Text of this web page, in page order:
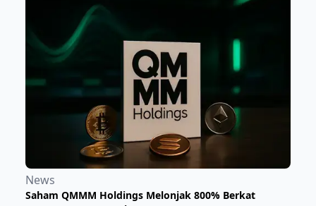
News
Saham QMMM Holdings Melonjak 800% Berkat